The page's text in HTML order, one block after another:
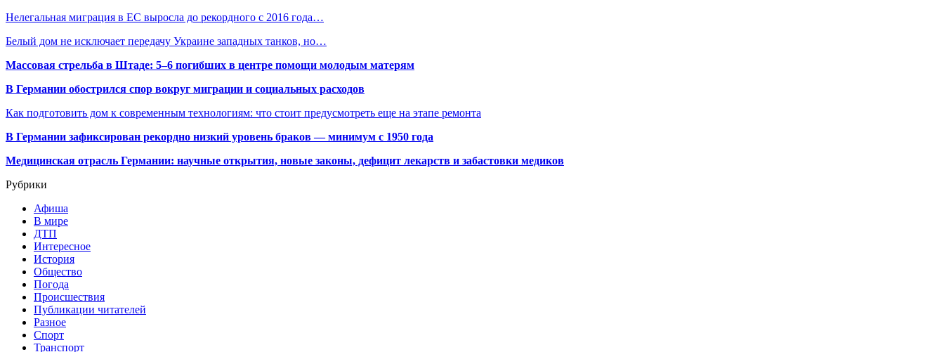
Нелегальная миграция в ЕС выросла до рекордного с 2016 года…
Белый дом не исключает передачу Украине западных танков, но…
Массовая стрельба в Штаде: 5–6 погибших в центре помощи молодым матерям
В Германии обострился спор вокруг миграции и социальных расходов
Как подготовить дом к современным технологиям: что стоит предусмотреть еще на этапе ремонта
В Германии зафиксирован рекордно низкий уровень браков — минимум с 1950 года
Медицинская отрасль Германии: научные открытия, новые законы, дефицит лекарств и забастовки медиков
Рубрики
Афиша
В мире
ДТП
Интересное
История
Общество
Погода
Происшествия
Публикации читателей
Разное
Спорт
Транспорт